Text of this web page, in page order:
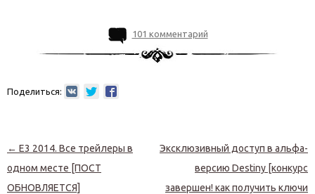
101 комментарий
Поделиться:
Навигация по записям
← Е3 2014. Все трейлеры в
одном месте [ПОСТ
ОБНОВЛЯЕТСЯ]
Эксклюзивный доступ в альфа-
версию Destiny [конкурс
завершен! как получить ключи